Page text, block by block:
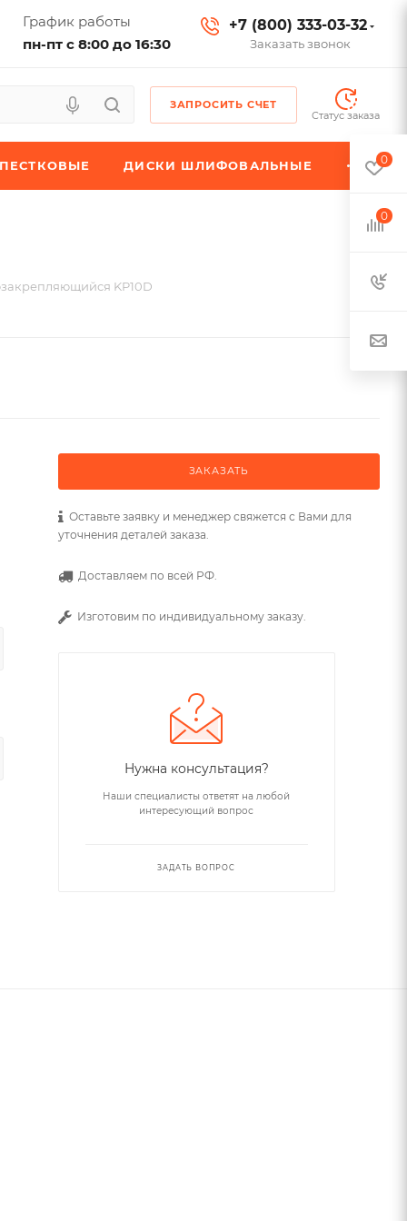
График работы
пн-пт с 8:00 до 16:30
+7 (800) 333-03-32
Заказать звонок
ЗАПРОСИТЬ СЧЕТ
Статус заказа
ДИСКИ ШЛИФОВАЛЬНЫЕ
KP10D
ЗАКАЗАТЬ
Оставьте заявку и менеджер свяжется с Вами для
уточнения деталей заказа.
Доставляем по всей РФ.
Изготовим по индивидуальному заказу.
Нужна консультация?
Наши специалисты ответят на любой
интересующий вопрос
ЗАДАТЬ ВОПРОС
0
0